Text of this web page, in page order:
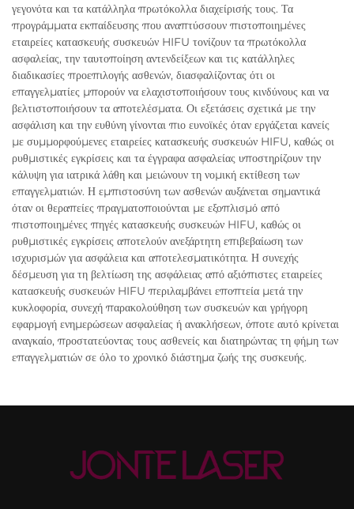
γεγονότα και τα κατάλληλα πρωτόκολλα διαχείρισής τους. Τα
προγράμματα εκπαίδευσης που αναπτύσσουν πιστοποιημένες
εταιρείες κατασκευής συσκευών HIFU τονίζουν τα πρωτόκολλα
ασφαλείας, την ταυτοποίηση αντενδείξεων και τις κατάλληλες
διαδικασίες προεπιλογής ασθενών, διασφαλίζοντας ότι οι
επαγγελματίες μπορούν να ελαχιστοποιήσουν τους κινδύνους και να
βελτιστοποιήσουν τα αποτελέσματα. Οι εξετάσεις σχετικά με την
ασφάλιση και την ευθύνη γίνονται πιο ευνοϊκές όταν εργάζεται κανείς
με συμμορφούμενες εταιρείες κατασκευής συσκευών HIFU, καθώς οι
ρυθμιστικές εγκρίσεις και τα έγγραφα ασφαλείας υποστηρίζουν την
κάλυψη για ιατρικά λάθη και μειώνουν τη νομική εκτίθεση των
επαγγελματιών. Η εμπιστοσύνη των ασθενών αυξάνεται σημαντικά
όταν οι θεραπείες πραγματοποιούνται με εξοπλισμό από
πιστοποιημένες πηγές κατασκευής συσκευών HIFU, καθώς οι
ρυθμιστικές εγκρίσεις αποτελούν ανεξάρτητη επιβεβαίωση των
ισχυρισμών για ασφάλεια και αποτελεσματικότητα. Η συνεχής
δέσμευση για τη βελτίωση της ασφάλειας από αξιόπιστες εταιρείες
κατασκευής συσκευών HIFU περιλαμβάνει εποπτεία μετά την
κυκλοφορία, συνεχή παρακολούθηση των συσκευών και γρήγορη
εφαρμογή ενημερώσεων ασφαλείας ή ανακλήσεων, όποτε αυτό κρίνεται
αναγκαίο, προστατεύοντας τους ασθενείς και διατηρώντας τη φήμη των
επαγγελματιών σε όλο το χρονικό διάστημα ζωής της συσκευής.